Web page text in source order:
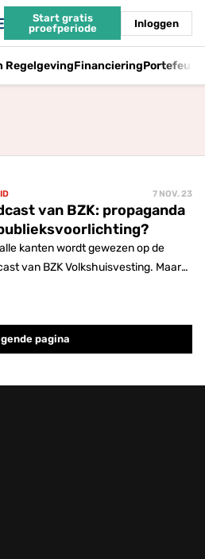
Start gratis
proefperiode
Inloggen
RegelgevingFinanciering
7 NOV. 23
van BZK: propaganda
kanten wordt gewezen op de
van BZK Volkshuisvesting. Maar
van zaken?
pagina